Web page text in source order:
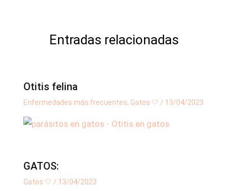
Entradas relacionadas
Otitis felina
Enfermedades más frecuentes, Gatos 🤍 / 13/04/2023
GATOS:
Gatos 🤍 / 13/04/2023